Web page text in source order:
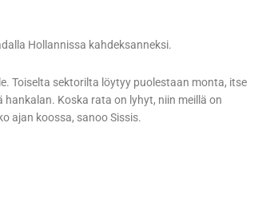
Hollannissa kahdeksanneksi.
Toiselta sektorilta löytyy puolestaan monta, itse
Koska rata on lyhyt, niin meillä on
ajan koossa, sanoo Sissis.